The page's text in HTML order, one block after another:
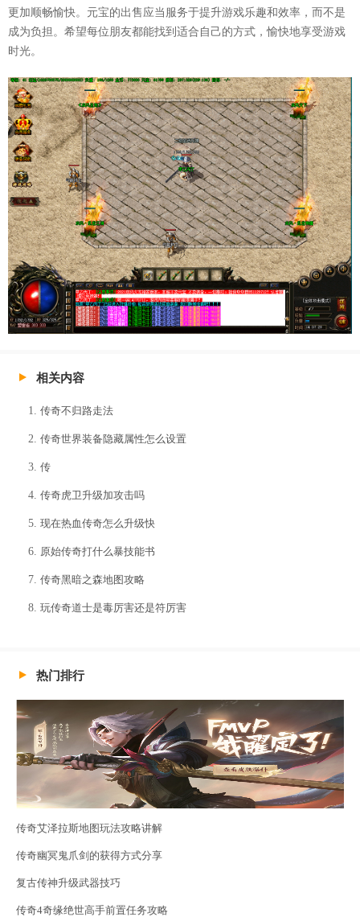
更加顺畅愉快。元宝的出售应当服务于提升游戏乐趣和效率，而不是
成为负担。希望每位朋友都能找到适合自己的方式，愉快地享受游戏
时光。
相关内容
传奇不归路走法
传奇世界装备隐藏属性怎么设置
传
传奇虎卫升级加攻击吗
现在热血传奇怎么升级快
原始传奇打什么暴技能书
传奇黑暗之森地图攻略
玩传奇道士是毒厉害还是符厉害
热门排行
传奇艾泽拉斯地图玩法攻略讲解
传奇幽冥鬼爪剑的获得方式分享
复古传神升级武器技巧
传奇4奇缘绝世高手前置任务攻略